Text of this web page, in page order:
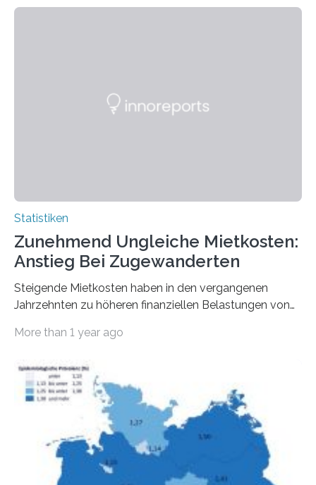
Statistiken
Zunehmend Ungleiche Mietkosten:
Anstieg Bei Zugewanderten
Steigende Mietkosten haben in den vergangenen
Jahrzehnten zu höheren finanziellen Belastungen von
Bundesinstitut für Bevölkerungsforschung (BiB)
gesamten Einkommen zwischen 1990 und 2020 für
unterschiedliche Einkommensgruppen sowie für in
Deutschland geborene Menschen und Zugewanderte
verändert hat. Das Ergebnis: Während Personen mit
hohen Einkommen (oberstes Quintil der Verteilung der
Nettoäquivalenzeinkommen) nur einen moderaten
Anstieg des Mietanteils am Gesamteinkommen
More than 1 year ago